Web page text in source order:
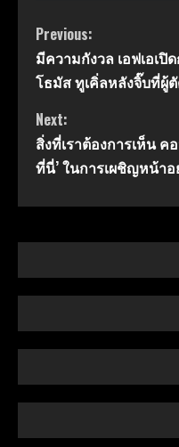
Continue
Reading
Previous:
มีความกังวล เอฟเอเ
โธมัส ทูเคิ่ลหลังจิ๊บที่ผู้
Next:
สิ่งที่เราต้องการเห็น ค
ที่นี่’ ในการเผชิญหน้าอ